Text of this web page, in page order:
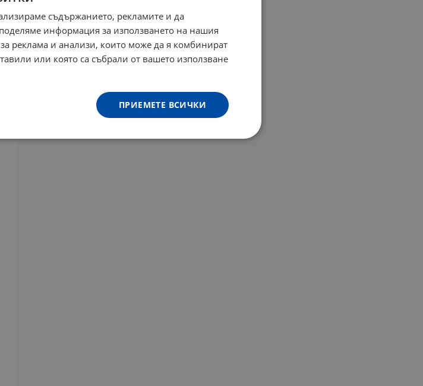
съдържанието, рекламите и да
информация за използването на нашия
реклама и анализи, които може да я комбинират
или която са събрали от вашето използване
ПРИЕМЕТЕ ВСИЧКИ